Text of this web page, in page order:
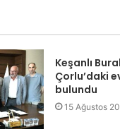
Keşanlı
Çorlu’daki
bulundu
15 Ağustos